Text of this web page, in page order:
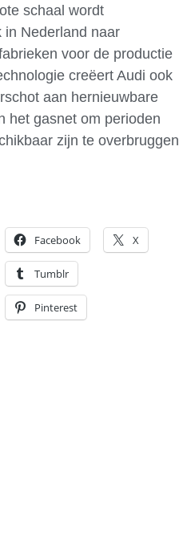
schaal wordt
in Nederland naar
voor de productie
creëert Audi ook
aan hernieuwbare
het gasnet om perioden
zijn te overbruggen
Facebook X
Tumblr
Pinterest